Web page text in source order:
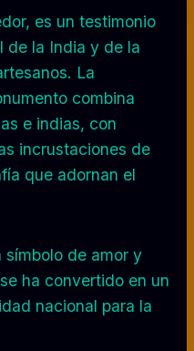
es un testimonio
de la India y de la
La
combina
e indias, con
incrustaciones de
que adornan el
símbolo de amor y
ha convertido en un
nacional para la